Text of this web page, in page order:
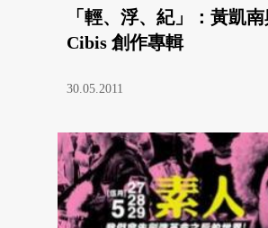
「輕、浮、紀」：黃凱
Cibis 創作專輯
30.05.2011